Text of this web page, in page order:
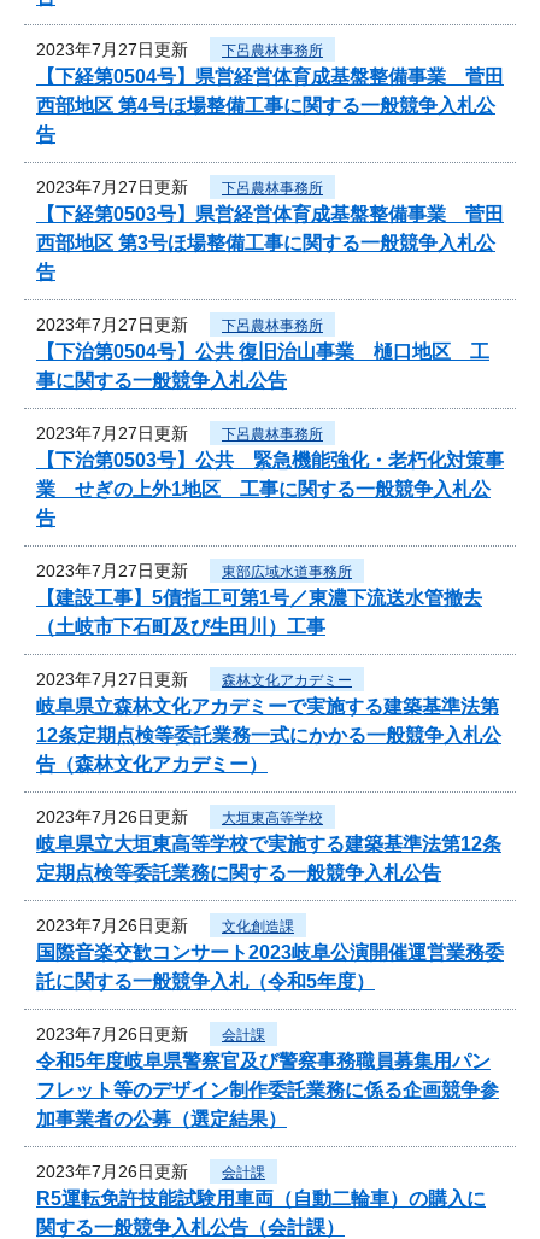
2023年7月27日更新 下呂農林事務所
【下経第0504号】県営経営体育成基盤整備事業 菅田
西部地区 第4号ほ場整備工事に関する一般競争入札公
告
2023年7月27日更新 下呂農林事務所
【下経第0503号】県営経営体育成基盤整備事業 菅田
西部地区 第3号ほ場整備工事に関する一般競争入札公
告
2023年7月27日更新 下呂農林事務所
【下治第0504号】公共 復旧治山事業 樋口地区 工
事に関する一般競争入札公告
2023年7月27日更新 下呂農林事務所
【下治第0503号】公共 緊急機能強化・老朽化対策事
業 せぎの上外1地区 工事に関する一般競争入札公
告
2023年7月27日更新 東部広域水道事務所
【建設工事】5債指工可第1号／東濃下流送水管撤去
（土岐市下石町及び生田川）工事
2023年7月27日更新 森林文化アカデミー
岐阜県立森林文化アカデミーで実施する建築基準法第
12条定期点検等委託業務一式にかかる一般競争入札公
告（森林文化アカデミー）
2023年7月26日更新 大垣東高等学校
岐阜県立大垣東高等学校で実施する建築基準法第12条
定期点検等委託業務に関する一般競争入札公告
2023年7月26日更新 文化創造課
国際音楽交歓コンサート2023岐阜公演開催運営業務委
託に関する一般競争入札（令和5年度）
2023年7月26日更新 会計課
令和5年度岐阜県警察官及び警察事務職員募集用パン
フレット等のデザイン制作委託業務に係る企画競争参
加事業者の公募（選定結果）
2023年7月26日更新 会計課
R5運転免許技能試験用車両（自動二輪車）の購入に
関する一般競争入札公告（会計課）